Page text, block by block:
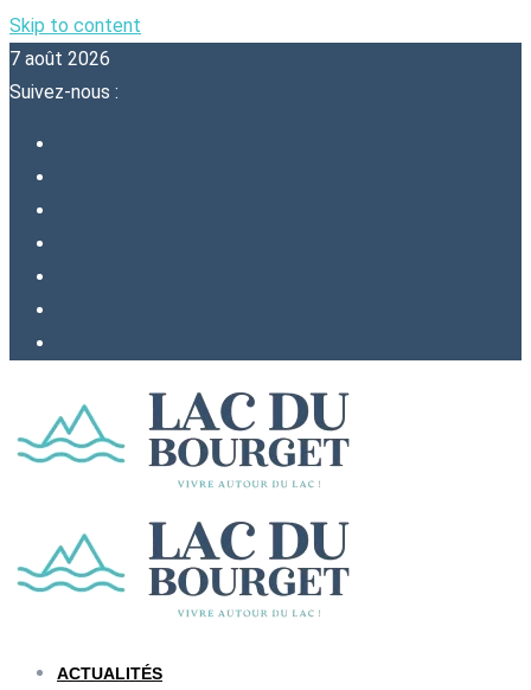
Skip to content
7 août 2026
Suivez-nous :
ACTUALITÉS